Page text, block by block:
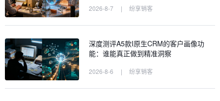
2026-8-7 | 纷享销客
深度测评A5款I原生CRM的客户画像功
能：谁能真正做到精准洞察
2026-8-6 | 纷享销客